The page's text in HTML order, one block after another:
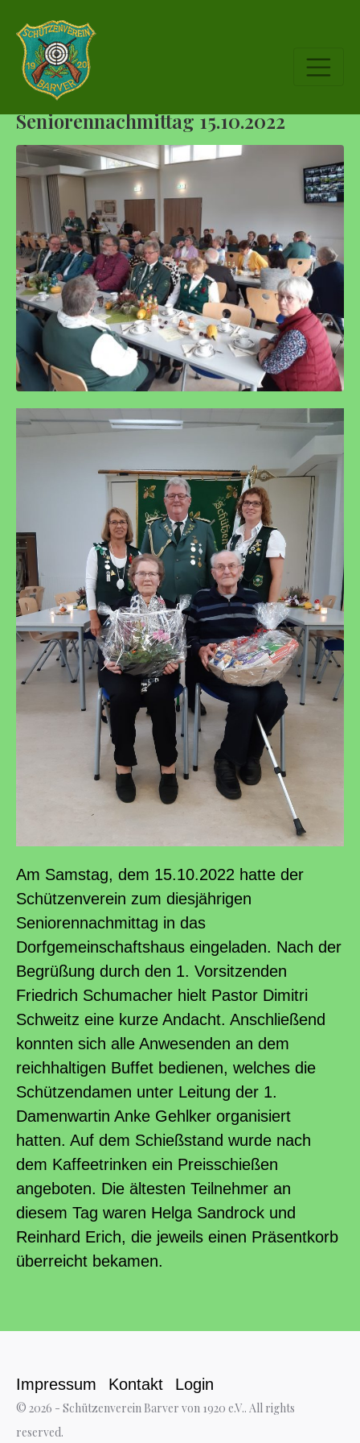
Seniorennachmittag 15.10.2022
Am Samstag, dem 15.10.2022 hatte der
Schützenverein zum diesjährigen
Seniorennachmittag in das
Dorfgemeinschaftshaus eingeladen. Nach der
Begrüßung durch den 1. Vorsitzenden
Friedrich Schumacher hielt Pastor Dimitri
Schweitz eine kurze Andacht. Anschließend
konnten sich alle Anwesenden an dem
reichhaltigen Buffet bedienen, welches die
Schützendamen unter Leitung der 1.
Damenwartin Anke Gehlker organisiert
hatten. Auf dem Schießstand wurde nach
dem Kaffeetrinken ein Preisschießen
angeboten. Die ältesten Teilnehmer an
diesem Tag waren Helga Sandrock und
Reinhard Erich, die jeweils einen Präsentkorb
überreicht bekamen.
Impressum Kontakt Login
© 2026 - Schützenverein Barver von 1920 e.V.. All rights
reserved.